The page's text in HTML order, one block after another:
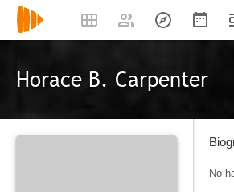
Horace B. Carpenter
No